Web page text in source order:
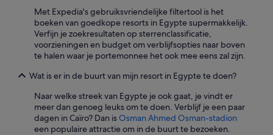
Met Expedia's gebruiksvriendelijke filtertool is het
boeken van goedkope resorts in Egypte supermakkelijk.
Verfijn je zoekresultaten op sterrenclassificatie,
voorzieningen en budget om verblijfsopties naar boven
te halen waar je portemonnee het ook mee eens zal zijn.
Wat is er in de buurt van mijn resort in Egypte te doen?
Naar welke streek van Egypte je ook gaat, je vindt er
meer dan genoeg leuks om te doen. Verblijf je een paar
dagen in Caïro? Dan isOsman Ahmed Osman-stadion
een populaire attractie om in de buurt te bezoeken.